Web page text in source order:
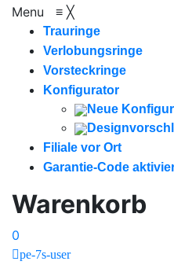
Menu ≡ ╳
Trauringe
Verlobungsringe
Vorsteckringe
Konfigurator
Neue
Filiale vor Ort
Garantie-Code
Warenkorb
0
pe-7s-user